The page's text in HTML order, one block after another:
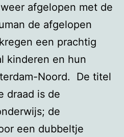
afgelopen met de
de afgelopen
een prachtig
kinderen en hun
Noord. De titel
draad is de
de
een dubbeltje